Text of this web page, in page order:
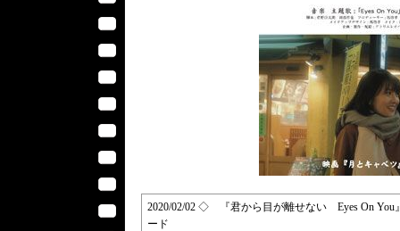
2020/02/02 ◇ 『君から目が離せない Eyes On
ード